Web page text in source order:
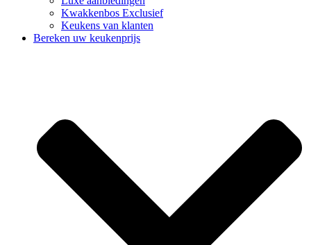
Kwakkenbos Exclusief
Keukens van klanten
Bereken uw keukenprijs